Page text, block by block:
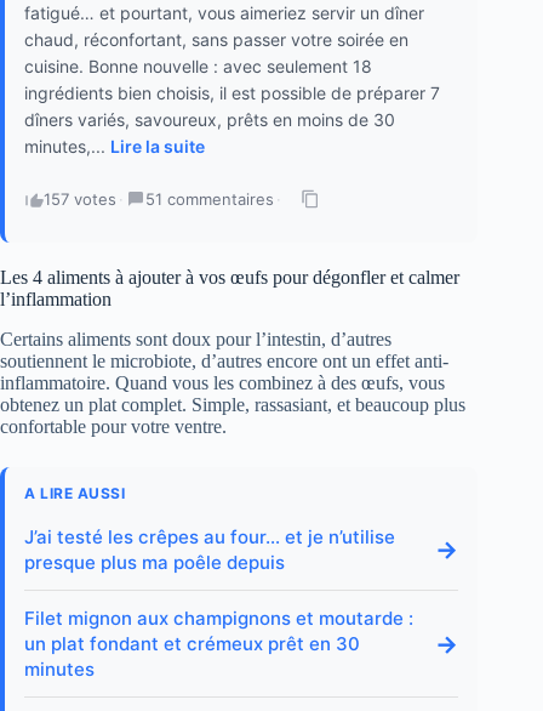
fatigué… et pourtant, vous aimeriez servir un dîner
chaud, réconfortant, sans passer votre soirée en
cuisine. Bonne nouvelle : avec seulement 18
ingrédients bien choisis, il est possible de préparer 7
dîners variés, savoureux, prêts en moins de 30
minutes,... Lire la suite
157 votes · 51 commentaires ·
Les 4 aliments à ajouter à vos œufs pour dégonfler et calmer
l’inflammation
Certains aliments sont doux pour l’intestin, d’autres
soutiennent le microbiote, d’autres encore ont un effet anti-
inflammatoire. Quand vous les combinez à des œufs, vous
obtenez un plat complet. Simple, rassasiant, et beaucoup plus
confortable pour votre ventre.
A LIRE AUSSI
J’ai testé les crêpes au four… et je n’utilise
presque plus ma poêle depuis
→
Filet mignon aux champignons et moutarde :
un plat fondant et crémeux prêt en 30
minutes
→